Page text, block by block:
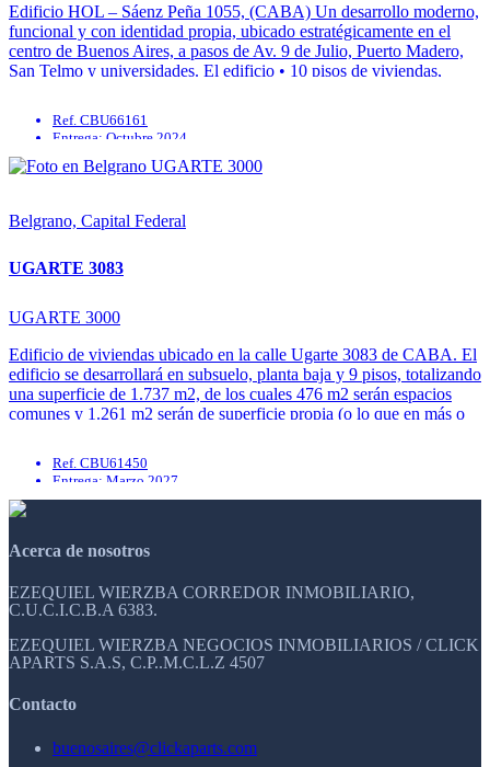
Edificio HOL – Sáenz Peña 1055, (CABA) Un desarrollo moderno,
funcional y con identidad propia, ubicado estratégicamente en el
centro de Buenos Aires, a pasos de Av. 9 de Julio, Puerto Madero,
San Telmo y universidades. El edificio • 10 pisos de viviendas,
Ref. CBU66161
Entrega: Octubre 2024
Parrilla
Belgrano, Capital Federal
UGARTE 3083
UGARTE 3000
Edificio de viviendas ubicado en la calle Ugarte 3083 de CABA. El
edificio se desarrollará en subsuelo, planta baja y 9 pisos, totalizando
una superficie de 1.737 m2, de los cuales 476 m2 serán espacios
comunes y 1.261 m2 serán de superficie propia (o lo que en más o
Ref. CBU61450
Entrega: Marzo 2027
Apto mascotas
Luminoso
Acerca de nosotros
EZEQUIEL WIERZBA CORREDOR INMOBILIARIO,
C.U.C.I.C.B.A 6383.
EZEQUIEL WIERZBA NEGOCIOS INMOBILIARIOS / CLICK
APARTS S.A.S, C.P..M.C.L.Z 4507
Contacto
buenosaires@clickaparts.com